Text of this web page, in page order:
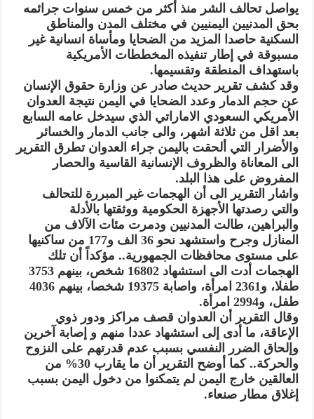
على
اليمن
مغلقة
يواصل تحالف الشر منذ أكثر من خمس سنوات جرائمه
بحق المدنيين اليمنيين في مختلف المدن والمناطق
السكنية حاصدا المزيد من الضحايا ومأساة انسانية غير
مسبوقة في إطار تنفيذه المخططات الأمريكية
باستهداف المنطقة وتقسيمها.
وقد كشف تقرير حديث صادر عن وزارة حقوق الإنسان
عن حجم الدمار وعدد الضحايا في اليمن نتيجة العدوان
الأمريكي السعودي الاماراتي الذي سيدخل عامه السابع
بعد اقل من ثلاثة اشهر، والى جانب الدمار والخسائر
والأضرار التي ألحقت باليمن جراء العدوان تطرق التقرير
الى المعاناة والظروف الإنسانية القاسية والحصار
المفروض على هذا البلد.
واشار التقرير الى أن الهجمات غير المبررة للتحالف
والتي رصدتها الأجهزة الحكومية ووثقتها بالأدلة
والبراهين، طالت المدنيين ودمرت مئات الآلاف من
المنازل وجرح واستشهد نحو 36 الف و177 من ساكنيها
على مستوى محافظات الجمهورية.. مؤكداً أن تلك
الهجمات أدت الى استشهاد 16802 شخص، بينهم 3753
طفلا، و2361 امرأة، واصابة 19375 شخصا، بينهم 4036
طفل، و2994 امرأة.
وقال التقرير أن العدوان قصف مراكز ودور ذوي
الإعاقة، ما أدى إلى استشهاد عددا منهم و إصابة آخرين
وإلحاق الضرر النفسي بسبب عدم قدرتهم على النزوح
والحركة.. كما أوضح التقرير أن ما يقارب 30% من
العالقين خارج اليمن لم يتمكنوا من دخول اليمن بسبب
إغلاق مطار صنعاء.